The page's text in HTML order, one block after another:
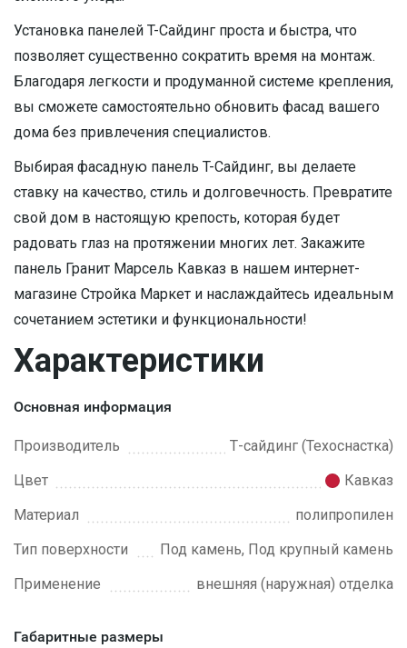
Установка панелей T-Сайдинг проста и быстра, что
позволяет существенно сократить время на монтаж.
Благодаря легкости и продуманной системе крепления,
вы сможете самостоятельно обновить фасад вашего
дома без привлечения специалистов.
Выбирая фасадную панель T-Сайдинг, вы делаете
ставку на качество, стиль и долговечность. Превратите
свой дом в настоящую крепость, которая будет
радовать глаз на протяжении многих лет. Закажите
панель Гранит Марсель Кавказ в нашем интернет-
магазине Стройка Маркет и наслаждайтесь идеальным
сочетанием эстетики и функциональности!
Характеристики
Основная информация
Производитель
Т-сайдинг (Техоснастка)
Цвет
Кавказ
Материал
полипропилен
Тип поверхности
Под камень, Под крупный камень
Применение
внешняя (наружная) отделка
Габаритные размеры